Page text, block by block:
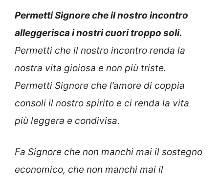
Permetti Signore che il nostro incontro
alleggerisca i nostri cuori troppo soli.
Permetti che il nostro incontro renda la
nostra vita gioiosa e non più triste.
Permetti Signore che l’amore di coppia
consoli il nostro spirito e ci renda la vita
più leggera e condivisa.
Fa Signore che non manchi mai il sostegno
economico, che non manchi mai il